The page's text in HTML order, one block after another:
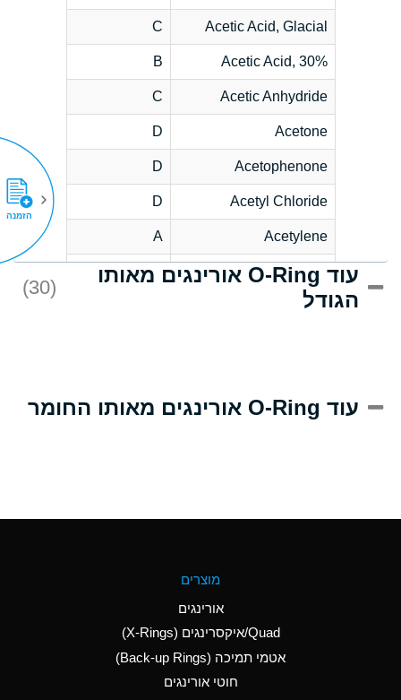
Acetic Acid, Glacial
C
Acetic Acid, 30%
B
Acetic Anhydride
C
Acetone
D
Acetophenone
D
Acetyl Chloride
D
Acetylene
A
Acrlylonitrile
D
Adipic Acid
(Aqueous)
Aluminum Nitrate
(Aqueous)
Aluminum Phosphate
עוד O-Ring אורינגים מאותו
הגודל
(30)
עוד O-Ring אורינגים מאותו החומר
מוצרים
אורינגים
Quad/איקסרינגים (X-Rings)
אטמי תמיכה (Back-up Rings)
חוטי אורינגים
הזמנה